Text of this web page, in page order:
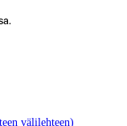
välilehteen)